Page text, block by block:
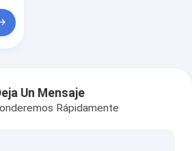
Un Mensaje
Rápidamente